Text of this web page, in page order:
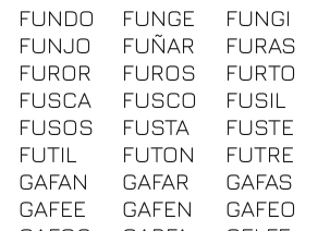
FUNDO
FUNGE FUNGI
FUNJO
FUÑAR FURAS
FUROR
FUROS FURTO
FUSCA
FUSCO FUSIL
FUSOS
FUSTA FUSTE
FUTIL
FUTON FUTRE
GAFAN
GAFAR GAFAS
GAFEE
GAFEN GAFEO